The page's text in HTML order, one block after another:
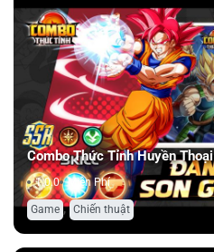
Combo Thức Tỉnh Huyền Thoại
1.0.0 Miễn Phí
Game , Chiến thuật